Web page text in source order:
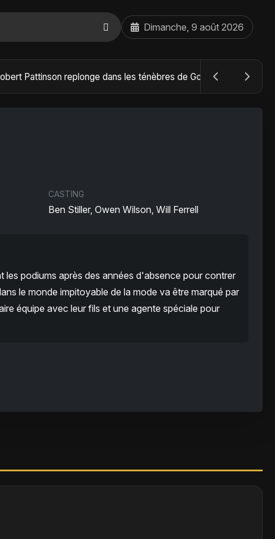
Dimanche, 9 août 2026
The Batman : Part II – Robert Pattinson replonge dans les ténèbres de Gotham dès octobre 2027
CASTING
Ben Stiller, Owen Wilson, Will Ferrell
les podiums après des années d'absence pour contrer
le monde impitoyable de la mode va être marqué par
équipe avec leur fils et une agente spéciale pour